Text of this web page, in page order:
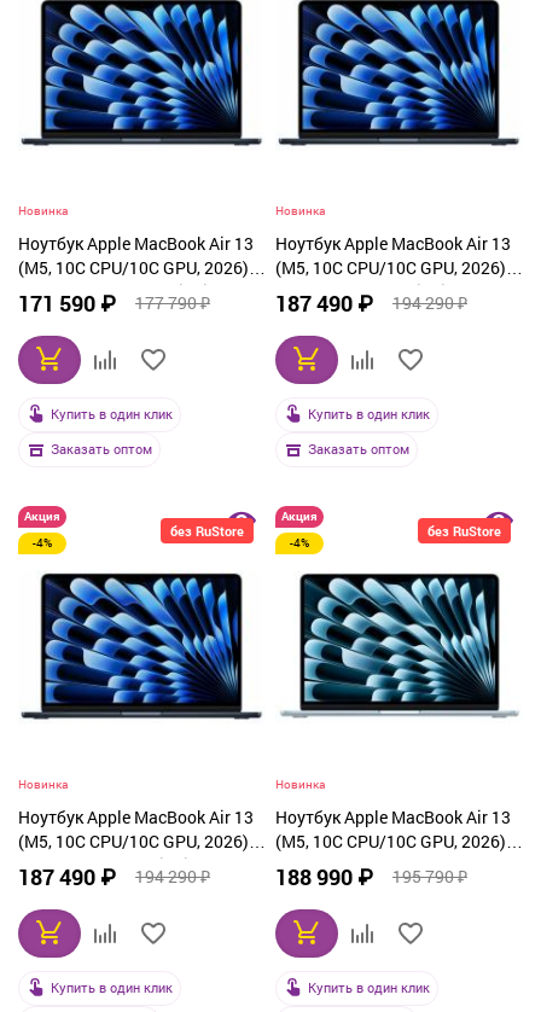
Новинка
Ноутбук Apple MacBook Air 13
(M5, 10C CPU/10C GPU, 2026),
32 ГБ, 512 ГБ SSD, Midnight
(Z1L60010U)
171 590 ₽ 177 790 ₽
Купить в один клик
Заказать оптом
Новинка
Ноутбук Apple MacBook Air 13
(M5, 10C CPU/10C GPU, 2026),
32 ГБ, 1 ТБ SSD, Midnight
(Z1L8000QC)
187 490 ₽ 194 290 ₽
Купить в один клик
Заказать оптом
без RuStore
Акция
-4%
Новинка
Ноутбук Apple MacBook Air 13
(M5, 10C CPU/10C GPU, 2026),
32 ГБ, 1 ТБ SSD, Midnight
(Z1L7000K4)
187 490 ₽ 194 290 ₽
Купить в один клик
без RuStore
Акция
-4%
Новинка
Ноутбук Apple MacBook Air 13
(M5, 10C CPU/10C GPU, 2026),
32 ГБ, 1 ТБ SSD, Sky Blue
(Z1LA000K4)
188 990 ₽ 195 790 ₽
Купить в один клик